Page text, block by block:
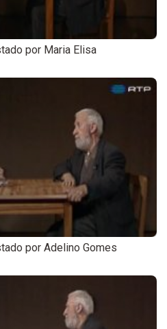
por Maria Elisa
por Adelino Gomes